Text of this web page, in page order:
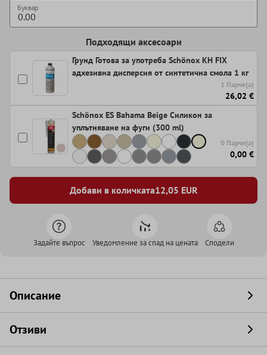
Буквар
Подходящи аксесоари
Грунд Готова за употреба Schönox KH FIX
адхезивна дисперсия от синтетична смола 1 кг
1 Парче(а)
26,02 €
Schönox ES Bahama Beige Силикон за
уплътняване на фуги (300 ml)
0 Парче(а)
0,00 €
Добави в количката12,05 EUR
Задайте въпрос Уведомление за спад на цената Сподели
Описание
Отзиви